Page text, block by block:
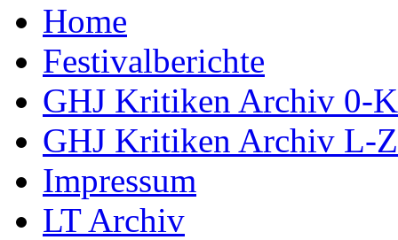
Home
Festivalberichte
GHJ Kritiken Archiv 0-K
GHJ Kritiken Archiv L-Z
Impressum
LT Archiv